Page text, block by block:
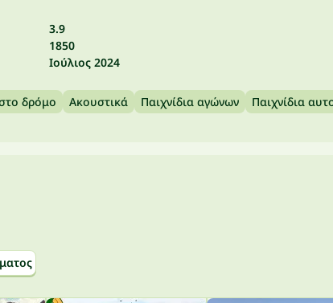
3.9
1850
Ιούλιος 2024
δρόμο Ακουστικά Παιχνίδια αγώνων Παιχνίδια